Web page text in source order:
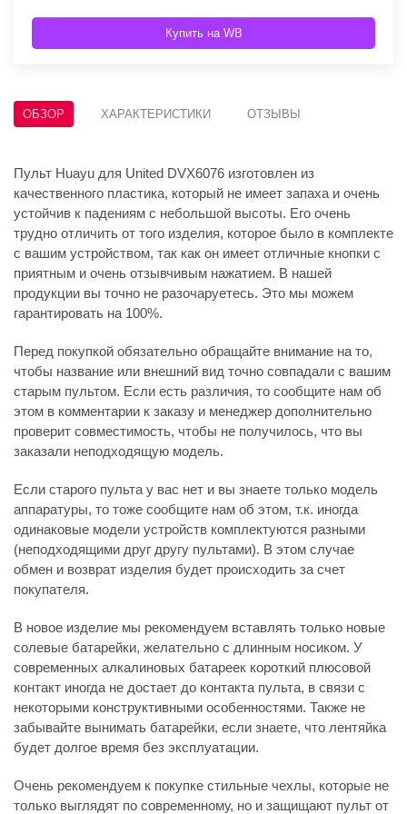
Купить на WB
ОБЗОР ХАРАКТЕРИСТИКИ ОТЗЫВЫ
Пульт Huayu для United DVX6076 изготовлен из
качественного пластика, который не имеет запаха и очень
устойчив к падениям с небольшой высоты. Его очень
трудно отличить от того изделия, которое было в комплекте
с вашим устройством, так как он имеет отличные кнопки с
приятным и очень отзывчивым нажатием. В нашей
продукции вы точно не разочаруетесь. Это мы можем
гарантировать на 100%.
Перед покупкой обязательно обращайте внимание на то,
чтобы название или внешний вид точно совпадали с вашим
старым пультом. Если есть различия, то сообщите нам об
этом в комментарии к заказу и менеджер дополнительно
проверит совместимость, чтобы не получилось, что вы
заказали неподходящую модель.
Если старого пульта у вас нет и вы знаете только модель
аппаратуры, то тоже сообщите нам об этом, т.к. иногда
одинаковые модели устройств комплектуются разными
(неподходящими друг другу пультами). В этом случае
обмен и возврат изделия будет происходить за счет
покупателя.
В новое изделие мы рекомендуем вставлять только новые
солевые батарейки, желательно с длинным носиком. У
современных алкалиновых батареек короткий плюсовой
контакт иногда не достает до контакта пульта, в связи с
некоторыми конструктивными особенностями. Также не
забывайте вынимать батарейки, если знаете, что лентяйка
будет долгое время без эксплуатации.
Очень рекомендуем к покупке стильные чехлы, которые не
только выглядят по современному, но и защищают пульт от